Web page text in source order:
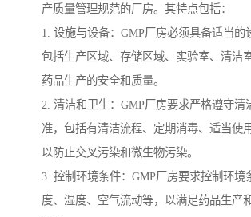
产质量管理规范的厂房。其特点包括：
1. 设施与设备：GMP厂房必须具备适当的
包括生产区域、存储区域、实验室、清洁
药品生产的安全和质量。
2. 清洁和卫生：GMP厂房要求严格遵守清
准，包括有清洁流程、定期消毒、适当使
以防止交叉污染和微生物污染。
3. 控制环境条件：GMP厂房要求控制环境
度、湿度、空气流动等，以满足药品生产